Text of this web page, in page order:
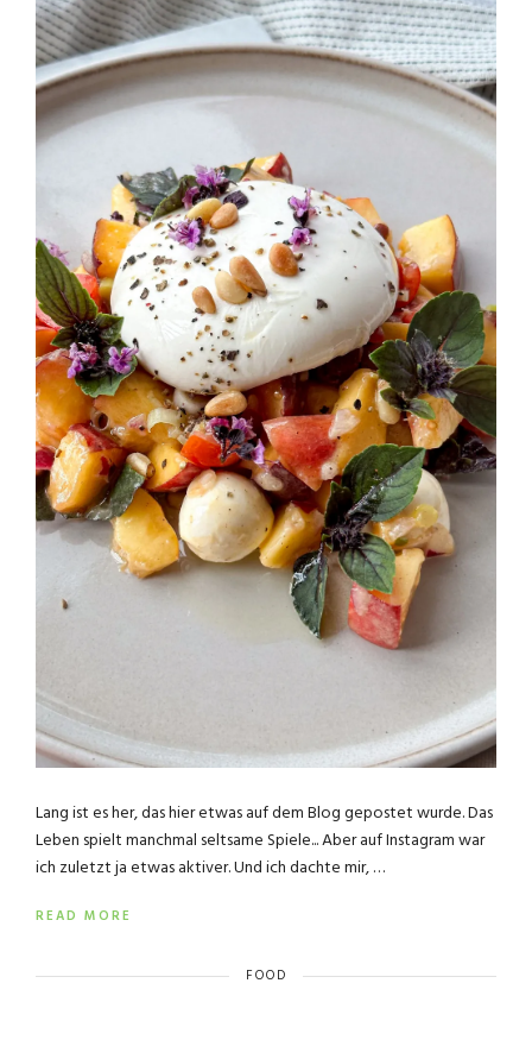
Lang ist es her, das hier etwas auf dem Blog gepostet wurde. Das
Leben spielt manchmal seltsame Spiele... Aber auf Instagram war
ich zuletzt ja etwas aktiver. Und ich dachte mir, …
READ MORE
FOOD